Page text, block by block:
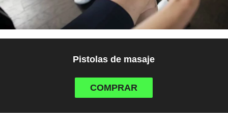
Pistolas de masaje
COMPRAR